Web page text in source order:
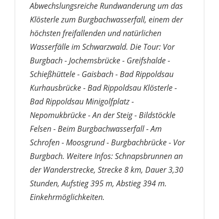
Abwechslungsreiche Rundwanderung um das
Klösterle zum Burgbachwasserfall, einem der
höchsten freifallenden und natürlichen
Wasserfälle im Schwarzwald. Die Tour: Vor
Burgbach - Jochemsbrücke - Greifshalde -
Schießhüttele - Gaisbach - Bad Rippoldsau
Kurhausbrücke - Bad Rippoldsau Klösterle -
Bad Rippoldsau Minigolfplatz -
Nepomukbrücke - An der Steig - Bildstöckle
Felsen - Beim Burgbachwasserfall - Am
Schrofen - Moosgrund - Burgbachbrücke - Vor
Burgbach. Weitere Infos: Schnapsbrunnen an
der Wanderstrecke, Strecke 8 km, Dauer 3,30
Stunden, Aufstieg 395 m, Abstieg 394 m.
Einkehrmöglichkeiten.